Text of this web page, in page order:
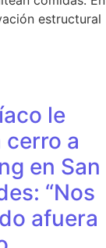
estructural
le
a
en San
“Nos
afuera